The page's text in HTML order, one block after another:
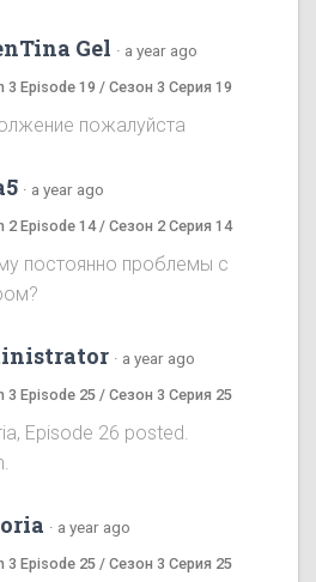
Gel · a year ago
3 Episode 19 / Сезон 3 Серия 19
пожалуйста
· a year ago
2 Episode 14 / Сезон 2 Серия 14
постоянно проблемы с
· a year ago
3 Episode 25 / Сезон 3 Серия 25
Episode 26 posted.
· a year ago
3 Episode 25 / Сезон 3 Серия 25